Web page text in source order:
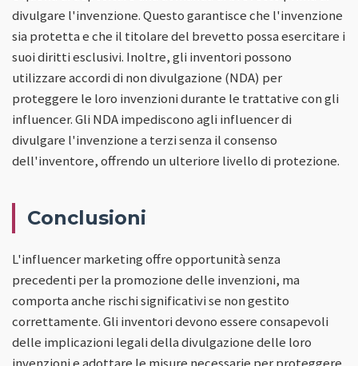
divulgare l'invenzione. Questo garantisce che l'invenzione
sia protetta e che il titolare del brevetto possa esercitare i
suoi diritti esclusivi. Inoltre, gli inventori possono
utilizzare accordi di non divulgazione (NDA) per
proteggere le loro invenzioni durante le trattative con gli
influencer. Gli NDA impediscono agli influencer di
divulgare l'invenzione a terzi senza il consenso
dell'inventore, offrendo un ulteriore livello di protezione.
Conclusioni
L'influencer marketing offre opportunità senza
precedenti per la promozione delle invenzioni, ma
comporta anche rischi significativi se non gestito
correttamente. Gli inventori devono essere consapevoli
delle implicazioni legali della divulgazione delle loro